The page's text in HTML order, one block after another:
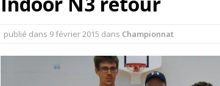
publié dans 9 février 2015 dans Championnat